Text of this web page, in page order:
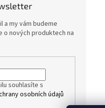
a my vám budeme
o nových produktech na
souhlasíte s
osobních údajů